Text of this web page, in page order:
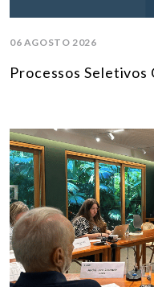
06 AGOSTO 2026
Processos Seletivos